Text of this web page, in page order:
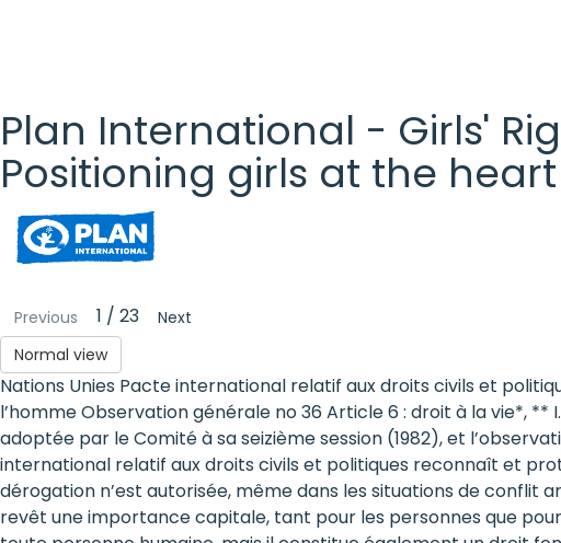
Plan International - Girls'
Positioning girls at the
Plan
International
- Girls'
Rights
Platform
- Girls'
rights
are
Previous 1 / 23
Next
Normal view
Nations Unies Pacte international relatif aux droits civils et
l’homme Observation générale no 36 Article 6 : droit à la vie*,
adoptée par le Comité à sa seizième session (1982), et
international relatif aux droits civils et politiques reconnaît et
dérogation n’est autorisée, même dans les situations de conflit
revêt une importance capitale, tant pour les personnes que